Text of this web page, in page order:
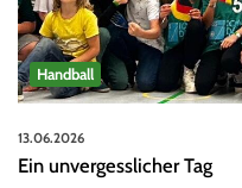
Handball
13.06.2026
Ein unvergesslicher Tag